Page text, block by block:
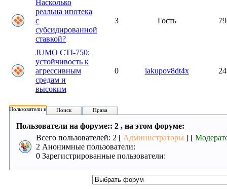
Насколько
реальна ипотека
с
субсидированной
ставкой?
3 Гость
JUMO CTI-750:
устойчивость к
агрессивным
средам и
высоким
0 iakupov8dt4x
Пользователи на форуме:
Поиск Права
Пользователи на форуме:: 2 , на этом форуме:
Всего пользователей: 2 [ Администраторы ] [
2 Анонимные пользователи:
0 Зарегистрированные пользователи: